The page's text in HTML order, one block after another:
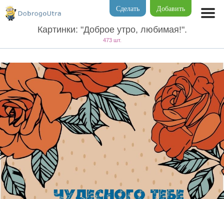
Добавить
Сделать
Картинки: "Доброе утро, любимая!".
473 шт.